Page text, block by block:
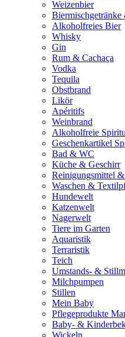
Weizenbier
Alkoholfreies Bier
Whisky
Gin
Rum & Cachaça
Vodka
Tequila
Obstbrand
Likör
Apéritifs
Weinbrand
Alkoholfreie
Geschenkartikel
Bad & WC
Küche & Geschirr
Reinigungsmittel
Waschen &
Hundewelt
Katzenwelt
Nagerwelt
Tiere im Garten
Aquaristik
Terraristik
Teich
Umstands- &
Milchpumpen
Stillen
Mein Baby
Pflegeprodukte
Baby- &
Wickeln